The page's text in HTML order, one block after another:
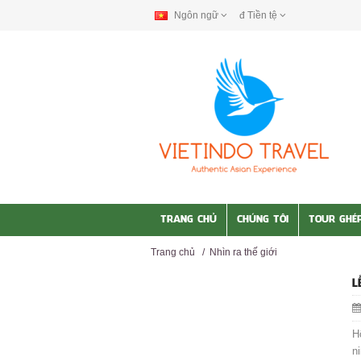
Ngôn ngữ đ Tiền tệ
TRANG CHỦ CHÚNG TÔI TOUR
Trang chủ / Nhìn ra thế giới